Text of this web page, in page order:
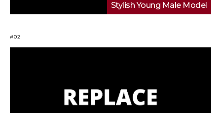
Stylish Young Male Model
#02